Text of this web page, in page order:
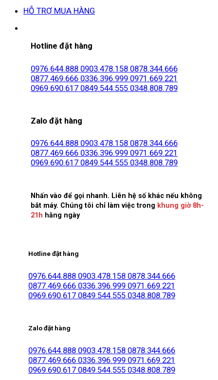
HỖ TRỢ MUA HÀNG
Hotline đặt hàng
0976.644.888 0903.478.158 0878.344.666
0877.469.666 0336.396.999 0971.669.221
0969.690.617 0849.544.555 0348.808.789
Zalo đặt hàng
0976.644.888 0903.478.158 0878.344.666
0877.469.666 0336.396.999 0971.669.221
0969.690.617 0849.544.555 0348.808.789
Nhấn vào để gọi nhanh. Liên hệ số khác nếu không
bắt máy. Chúng tôi chỉ làm việc trong khung giờ 8h-
21h hằng ngày
Hotline đặt hàng
0976.644.888 0903.478.158 0878.344.666
0877.469.666 0336.396.999 0971.669.221
0969.690.617 0849.544.555 0348.808.789
Zalo đặt hàng
0976.644.888 0903.478.158 0878.344.666
0877.469.666 0336.396.999 0971.669.221
0969.690.617 0849.544.555 0348.808.789